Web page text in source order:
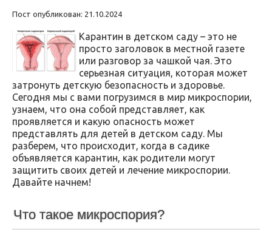
Пост опубликован: 21.10.2024
Карантин в детском саду – это не
просто заголовок в местной газете
или разговор за чашкой чая. Это
серьезная ситуация, которая может
затронуть детскую безопасность и здоровье.
Сегодня мы с вами погрузимся в мир микроспории,
узнаем, что она собой представляет, как
проявляется и какую опасность может
представлять для детей в детском саду. Мы
разберем, что происходит, когда в садике
объявляется карантин, как родители могут
защитить своих детей и лечение микроспории.
Давайте начнем!
Что такое микроспория?